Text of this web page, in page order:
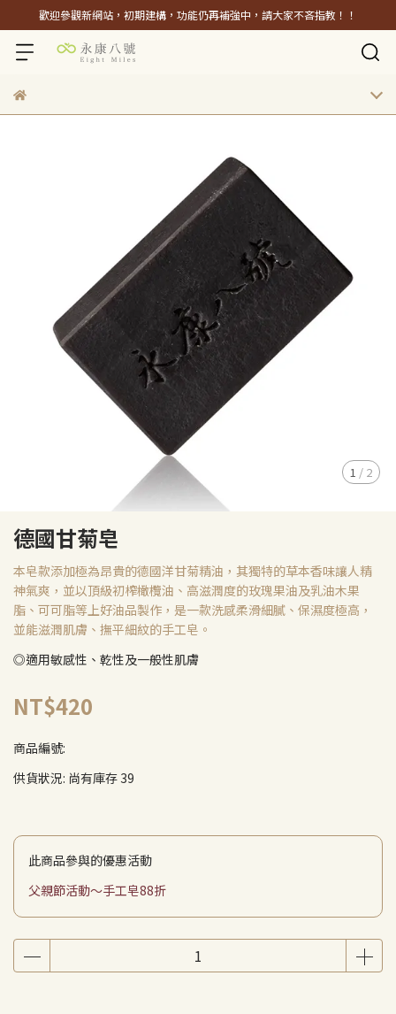
歡迎參觀新網站，初期建構，功能仍再補強中，請大家不吝指教！！
1 / 2
德國甘菊皂
本皂款添加極為昂貴的德國洋甘菊精油，其獨特的草本香味讓人精
神氣爽，並以頂級初榨橄欖油、高滋潤度的玫瑰果油及乳油木果
脂、可可脂等上好油品製作，是一款洗感柔滑細膩、保濕度極高，
並能滋潤肌膚、撫平細紋的手工皂。
◎適用敏感性、乾性及一般性肌膚 ​​
NT$420
商品編號:
供貨狀況: 尚有庫存 39
此商品參與的優惠活動
父親節活動～手工皂88折